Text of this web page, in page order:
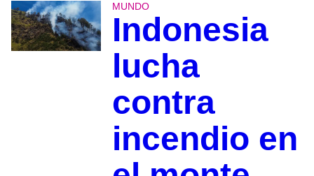
MUNDO
Indonesia
lucha
contra
incendio en